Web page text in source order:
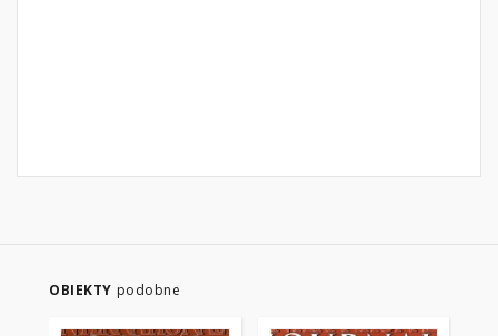
OBIEKTY podobne